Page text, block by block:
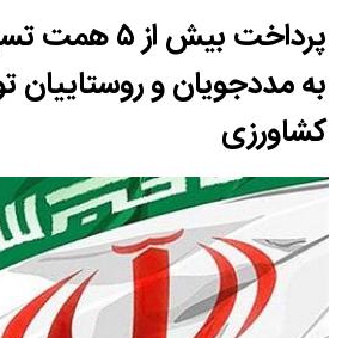
پرداخت بیش
به مددجویان و
کشاورزی